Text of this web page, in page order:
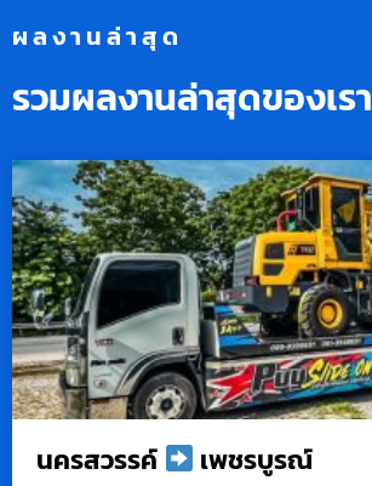
ผลงานล่าสุด
รวมผลงานล่าสุดของเรา
นครสวรรค์ เพชรบูรณ์